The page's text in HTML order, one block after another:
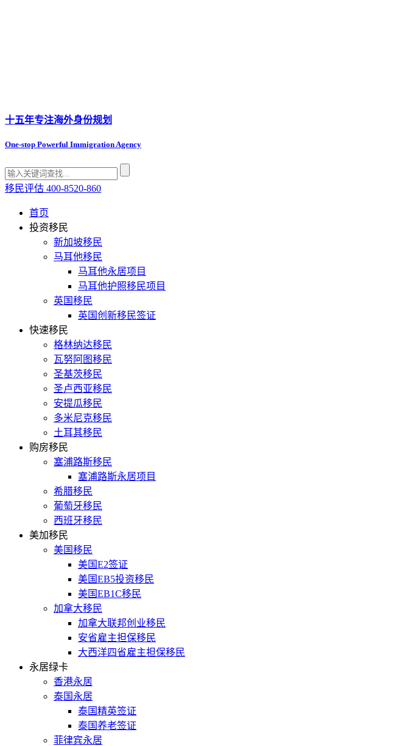
十五年专注海外身份规划
One-stop Powerful Immigration Agency
移民评估 400-8520-860
首页
投资移民
新加坡移民
马耳他移民
马耳他永居项目
马耳他护照移民项目
英国移民
英国创新移民签证
快速移民
格林纳达移民
瓦努阿图移民
圣基茨移民
圣卢西亚移民
安提瓜移民
多米尼克移民
土耳其移民
购房移民
塞浦路斯移民
塞浦路斯永居项目
希腊移民
葡萄牙移民
西班牙移民
美加移民
美国移民
美国E2签证
美国EB5投资移民
美国EB1C移民
加拿大移民
加拿大联邦创业移民
安省雇主担保移民
大西洋四省雇主担保移民
永居绿卡
香港永居
泰国永居
泰国精英签证
泰国养老签证
菲律宾永居